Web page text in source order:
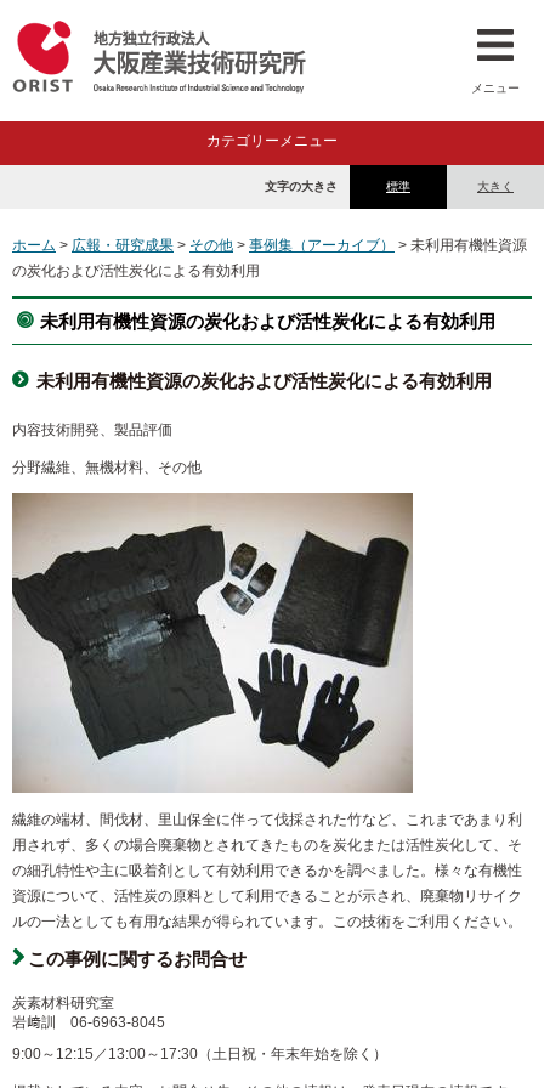
メニュー
カテゴリーメニュー
標準 大きく
文字の大きさ
ホーム > 広報・研究成果 > その他 > 事例集（アーカイブ）
> 未利用有機性資源
の炭化および活性炭化による有効利用
未利用有機性資源の炭化および活性炭化による有効利用
未利用有機性資源の炭化および活性炭化による有効利用
内容技術開発、製品評価
分野繊維、無機材料、その他
繊維の端材、間伐材、里山保全に伴って伐採された竹など、これまであまり利
用されず、多くの場合廃棄物とされてきたものを炭化または活性炭化して、そ
の細孔特性や主に吸着剤として有効利用できるかを調べました。様々な有機性
資源について、活性炭の原料として利用できることが示され、廃棄物リサイク
ルの一法としても有用な結果が得られています。この技術をご利用ください。
この事例に関するお問合せ
炭素材料研究室
岩﨑訓 06-6963-8045
9:00～12:15／13:00～17:30（土日祝・年末年始を除く）